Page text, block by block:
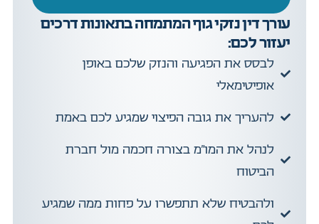
עורך דין נזקי גוף המתמחה בתאונות דרכים
יעזור לכם:
לבסס את הפגיעה והנזק שלכם באופן
אופיטימאלי
להעריך את גובה הפיצוי שמגיע לכם באמת
לנהל את המו"מ בצורה חכמה מול חברת
הביטוח
ולהבטיח שלא תתפשרו על פחות ממה שמגיע